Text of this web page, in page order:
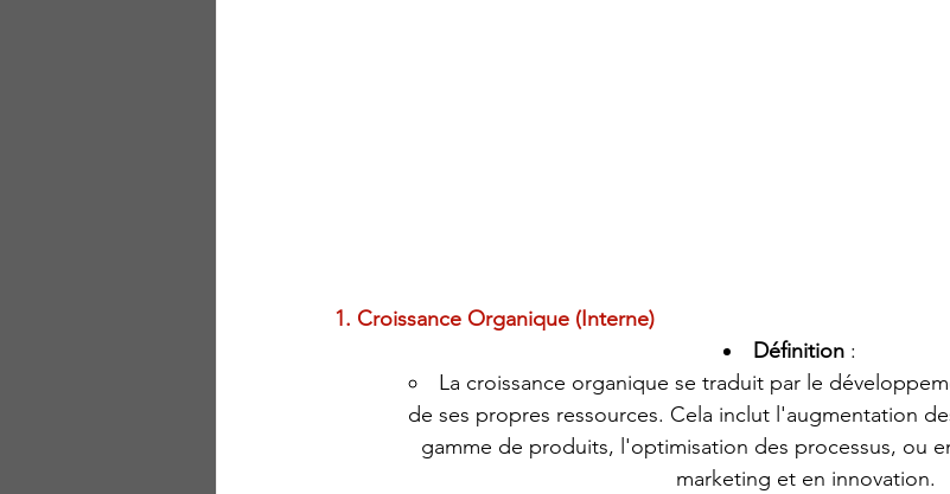
1. Croissance Organique (Interne)
Définition :
La croissance organique se traduit par le
de ses propres ressources. Cela inclut l'augmentation
gamme de produits, l'optimisation des processus, ou
marketing et en innovation.